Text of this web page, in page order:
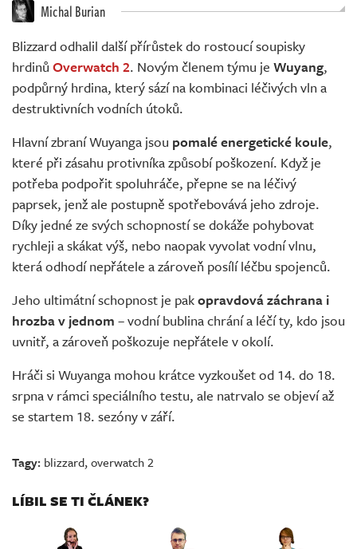
Michal Burian
Blizzard odhalil další přírůstek do rostoucí soupisky
hrdinů Overwatch 2. Novým členem týmu je Wuyang,
podpůrný hrdina, který sází na kombinaci léčivých vln a
destruktivních vodních útoků.
Hlavní zbraní Wuyanga jsou pomalé energetické koule,
které při zásahu protivníka způsobí poškození. Když je
potřeba podpořit spoluhráče, přepne se na léčivý
paprsek, jenž ale postupně spotřebovává jeho zdroje.
Díky jedné ze svých schopností se dokáže pohybovat
rychleji a skákat výš, nebo naopak vyvolat vodní vlnu,
která odhodí nepřátele a zároveň posílí léčbu spojenců.
Jeho ultimátní schopnost je pakopravdová záchrana i
hrozba v jednom – vodní bublina chrání a léčí ty, kdo jsou
uvnitř, a zároveň poškozuje nepřátele v okolí.
Hráči si Wuyanga mohou krátce vyzkoušet od 14. do 18.
srpna v rámci speciálního testu, ale natrvalo se objeví až
se startem 18. sezóny v září.
Tagy: blizzard,overwatch 2
LÍBIL SE TI ČLÁNEK?